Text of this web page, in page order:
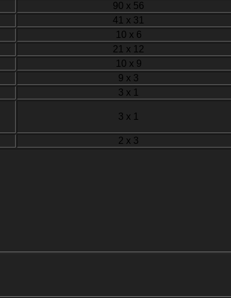
90 x 56
41 x 31
10 x 6
21 x 12
10 x 9
9 x 3
3 x 1
3 x 1
2 x 3